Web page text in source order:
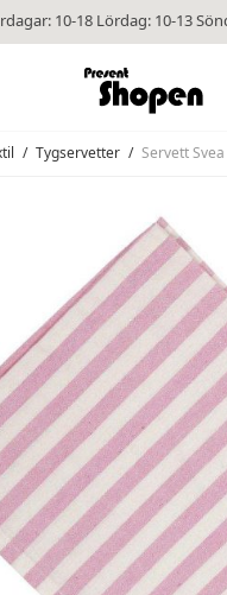
10-18 Lördag: 10-13
/ Tygservetter / Servett Svea